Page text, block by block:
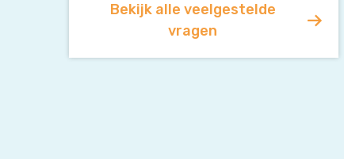
Bekijk alle veelgestelde
vragen